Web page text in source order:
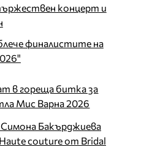
концерт и
финалистите на
в гореща битка за
Мис Варна 2026
Бакърджиева
couture от Bridal